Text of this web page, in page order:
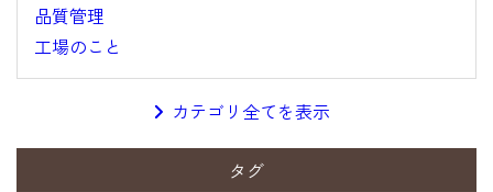
品質管理
工場のこと
カテゴリ全てを表示
タグ